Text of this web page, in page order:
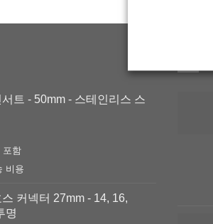
트 - 50mm - 스테인리스 스
포함
비용
커넥터 27mm - 14, 16,
명